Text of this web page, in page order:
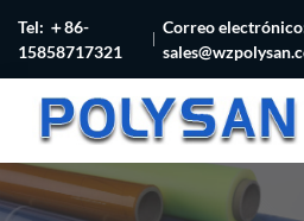
Tel: ＋86-
15858717321
Correo